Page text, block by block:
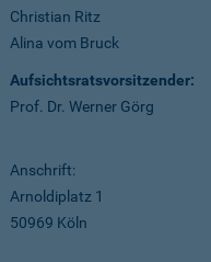
Christian Ritz
Alina vom Bruck
Aufsichtsratsvorsitzender:
Prof. Dr. Werner Görg
Anschrift:
Arnoldiplatz 1
50969 Köln